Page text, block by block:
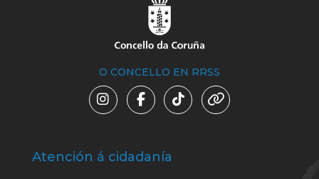
O CONCELLO EN RRSS
Atención á cidadanía